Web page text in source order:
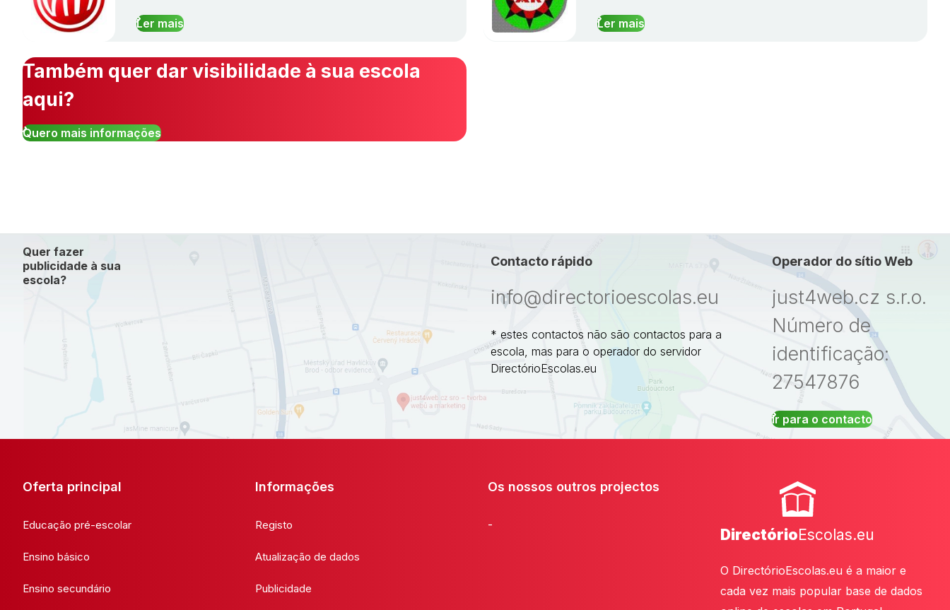
Ler mais Ler mais
Também quer dar visibilidade à sua escola
aqui?
Quero mais informações
Quer fazer
publicidade à sua
escola?
Contacto rápido
info@directorioescolas.eu
* estes contactos não são contactos para a
escola, mas para o operador do servidor
DirectórioEscolas.eu
Operador do sítio Web
just4web.cz s.r.o.
Número de
identificação:
27547876
Ir para o contacto
Oferta principal
Educação pré-escolar
Ensino básico
Ensino secundário
Informações
Registo
Atualização de dados
Publicidade
Os nossos outros projectos
-
DirectórioEscolas.eu
O DirectórioEscolas.eu é a maior e
cada vez mais popular base de dados